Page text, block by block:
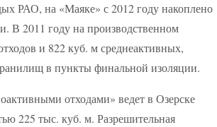
РАО, на «Маяке» с 2012 году накоплено
В 2011 году на производственном
и 822 куб. м среднеактивных,
в пункты финальной изоляции.
отходами» ведет в Озерске
225 тыс. куб. м. Разрешительная